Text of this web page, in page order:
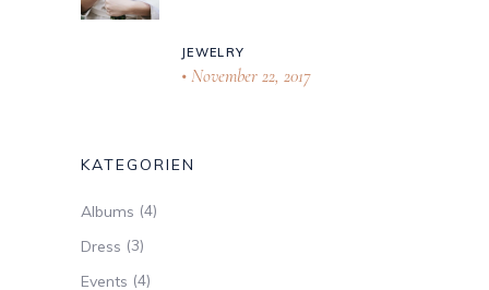
JEWELRY
November 22, 2017
KATEGORIEN
Albums (4)
Dress (3)
Events (4)